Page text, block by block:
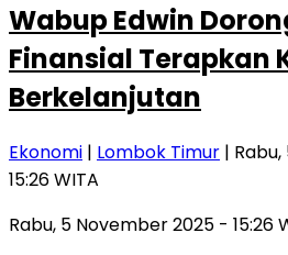
Wabup Edwin
Finansial Terapkan
Berkelanjutan
Ekonomi | Lombok Timur |
15:26 WITA
Rabu, 5 November 2025 - 15:26